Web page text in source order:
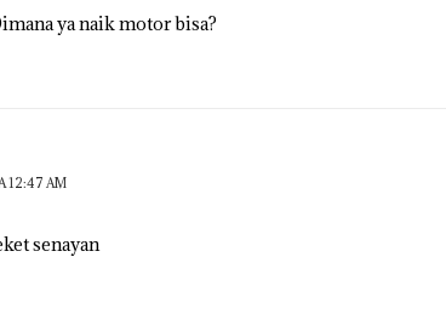
ya naik motor bisa?
12:47 AM
senayan